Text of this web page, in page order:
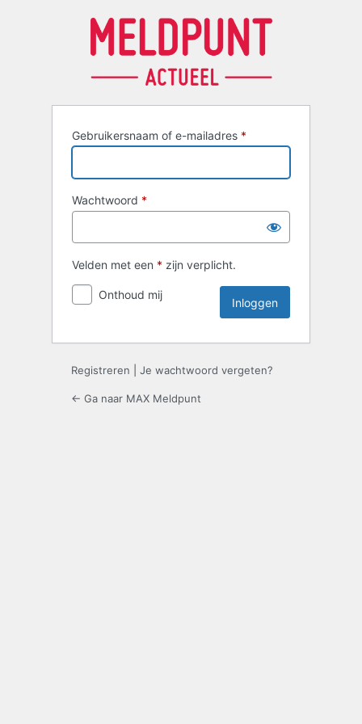
Gebruikersnaam of e-mailadres *
Wachtwoord *
Velden met een * zijn verplicht.
Onthoud mij
Registreren Je wachtwoord vergeten?
← Ga naar MAX Meldpunt